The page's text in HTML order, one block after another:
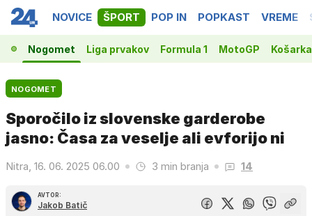
NOVICE ŠPORT POP IN POPKAST VREME
Nogomet Liga prvakov Formula 1 MotoGP Košarka
NOGOMET
Sporočilo iz slovenske garderobe
jasno: Časa za veselje ali evforijo ni
Nitra, 16. 06. 2025 06.00 3 min branja 14
AVTOR:
Jakob Batič